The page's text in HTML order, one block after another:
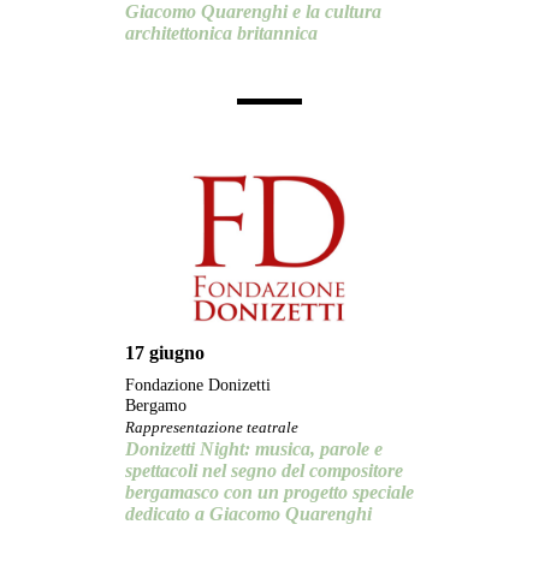
Giacomo Quarenghi e la cultura
architettonica britannica
17 giugno
Fondazione Donizetti
Bergamo
Rappresentazione teatrale
Donizetti Night: musica, parole e
spettacoli nel segno del compositore
bergamasco con un progetto speciale
dedicato a Giacomo Quarenghi